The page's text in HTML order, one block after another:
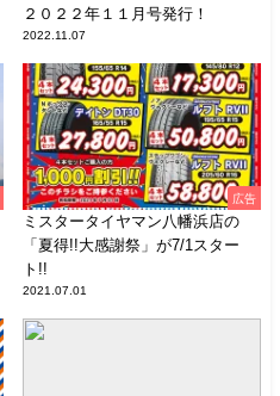
２０２２年１１月号発行！
2022.11.07
広告
ミスタータイヤマン八幡浜店の
「夏得!!大感謝祭」が7/1スター
ト!!
2021.07.01